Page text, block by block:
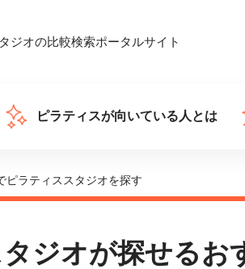
ジオの比較検索ポータルサイト
ピラティスが向いている人とは
ピラティススタジオを探す
ジオが探せるお